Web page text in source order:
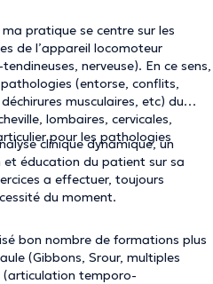
pratique se centre sur les
de l’appareil locomoteur
nerveuse). En ce sens,
(entorse, conflits,
musculaires, etc) du
lombaires, cervicales,
pour les pathologies
clinique dynamique, un
éducation du patient sur sa
a effectuer, toujours
du moment.
bon nombre de formations plus
(Gibbons, Srour, multiples
(articulation temporo-